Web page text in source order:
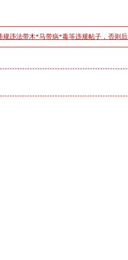
违法带木*马带病*毒等违规帖子，否则